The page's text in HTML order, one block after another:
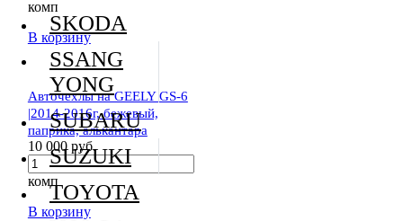
комп
В корзину
Авточехлы на GEELY GS-6
|2014-2016г, бежевый,
паприка, алькантара
10 000 руб.
комп
В корзину
SKODA
SSANG
YONG
SUBARU
SUZUKI
TOYOTA